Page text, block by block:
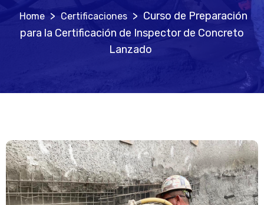
> Certificaciones > Curso de Preparación
para la Certificación de Inspector de Concreto
Lanzado